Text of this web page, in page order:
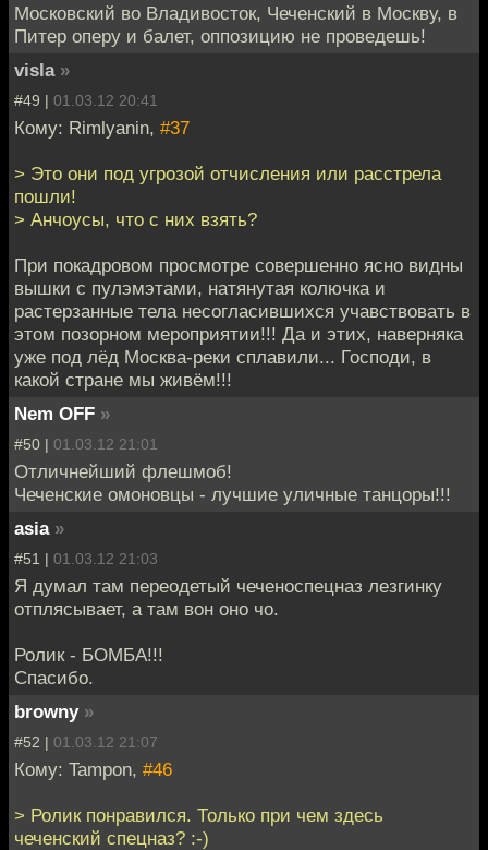
Московский во Владивосток, Чеченский в Москву, в
Питер оперу и балет, оппозицию не проведешь!
visla »
#49 | 01.03.12 20:41
Кому: Rimlyanin, #37
> Это они под угрозой отчисления или расстрела
пошли!
> Анчоусы, что с них взять?
При покадровом просмотре совершенно ясно видны
вышки с пулэмэтами, натянутая колючка и
растерзанные тела несогласившихся учавствовать в
этом позорном мероприятии!!! Да и этих, наверняка
уже под лёд Москва-реки сплавили... Господи, в
какой стране мы живём!!!
Nem OFF »
#50 | 01.03.12 21:01
Отличнейший флешмоб!
Чеченские омоновцы - лучшие уличные танцоры!!!
asia »
#51 | 01.03.12 21:03
Я думал там переодетый чеченоспецназ лезгинку
отплясывает, а там вон оно чо.
Ролик - БОМБА!!!
Спасибо.
browny »
#52 | 01.03.12 21:07
Кому: Tampon, #46
> Ролик понравился. Только при чем здесь
чеченский спецназ? :-)